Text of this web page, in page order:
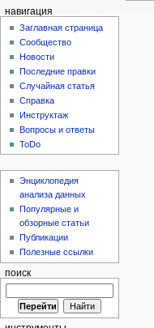
навигация
Заглавная страница
Сообщество
Новости
Последние правки
Случайная статья
Справка
Инструктаж
Вопросы и ответы
ToDo
Энциклопедия
анализа данных
Популярные и
обзорные статьи
Публикации
Полезные ссылки
поиск